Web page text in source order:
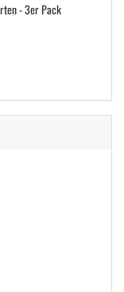
- 3er Pack